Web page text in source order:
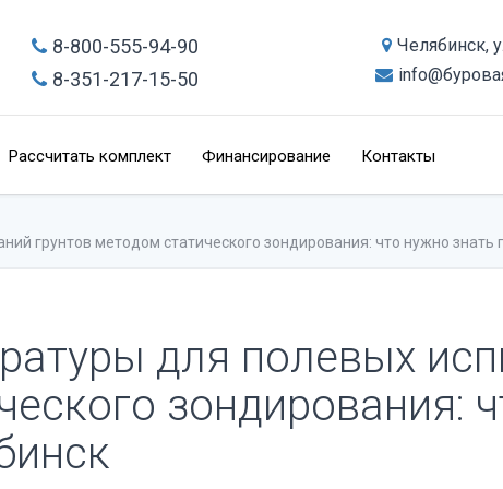
8-800-555-94-90
8-351-217-15-50
Челябинск,
Рассчитать комплект Финансирование Контакты
грунтов методом статического зондирования: что нужно знать
для полевых
зондирования: